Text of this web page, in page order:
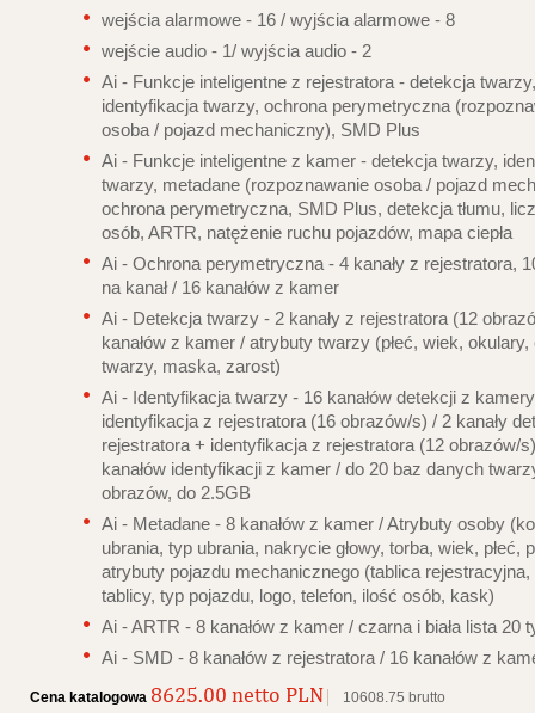
wejścia alarmowe - 16 / wyjścia alarmowe - 8
wejście audio - 1/ wyjścia audio - 2
Ai - Funkcje inteligentne z rejestratora - detekcja twarzy,
identyfikacja twarzy, ochrona perymetryczna
osoba / pojazd mechaniczny), SMD Plus
Ai - Funkcje inteligentne z kamer - detekcja twarzy,
twarzy, metadane (rozpoznawanie osoba / pojazd
ochrona perymetryczna, SMD Plus, detekcja tłumu,
osób, ARTR, natężenie ruchu pojazdów, mapa ciepła
Ai - Ochrona perymetryczna - 4 kanały z rejestratora,
na kanał / 16 kanałów z kamer
Ai - Detekcja twarzy - 2 kanały z rejestratora (12
kanałów z kamer / atrybuty twarzy (płeć, wiek,
twarzy, maska, zarost)
Ai - Identyfikacja twarzy - 16 kanałów detekcji z
identyfikacja z rejestratora (16 obrazów/s) / 2 kanały
rejestratora + identyfikacja z rejestratora (12 obrazów/
kanałów identyfikacji z kamer / do 20 baz danych
obrazów, do 2.5GB
Ai - Metadane - 8 kanałów z kamer / Atrybuty osoby
ubrania, typ ubrania, nakrycie głowy, torba, wiek, płeć,
atrybuty pojazdu mechanicznego (tablica rejestracyjna,
tablicy, typ pojazdu, logo, telefon, ilość osób, kask)
Ai - ARTR - 8 kanałów z kamer / czarna i biała lista 20
Ai - SMD - 8 kanałów z rejestratora / 16 kanałów z
Cena katalogowa 8625.00 netto PLN 10608.75 brutto